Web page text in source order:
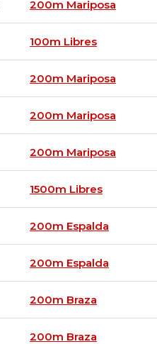
200m Mariposa
100m Libres
200m Mariposa
200m Mariposa
200m Mariposa
1500m Libres
200m Espalda
200m Espalda
200m Braza
200m Braza